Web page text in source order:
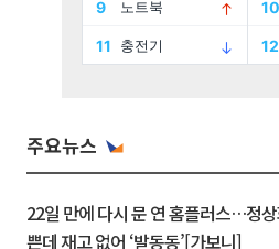
주요뉴스
22일 만에 다시 문 연 홈플러스…정
쁜데 재고 없어 ‘발동동’[가보니]